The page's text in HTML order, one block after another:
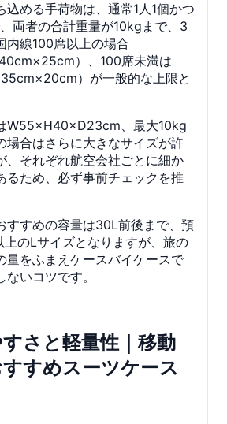
込める手荷物は、通常1人1個かつ
両者の合計重量が10kgまで、3
内線100席以上の場合
）、100席未満は
）が一般的な上限と
W55×H40×D23cm、最大10kg
場合はさらに大きなサイズが許
、それぞれ航空会社ごとに細か
るため、必ず事前チェックを推
すすめの容量は30L前後まで、預
のLサイズとなりますが、旅の
量をふまえケースバイケースで
いコツです。
さと軽量性｜移動
すめスーツケース